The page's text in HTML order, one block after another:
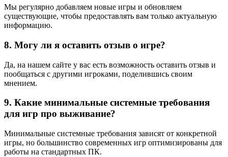
Мы регулярно добавляем новые игры и обновляем
существующие, чтобы предоставлять вам только актуальную
информацию.
8. Могу ли я оставить отзыв о игре?
Да, на нашем сайте у вас есть возможность оставить отзыв и
пообщаться с другими игроками, поделившись своим
мнением.
9. Какие минимальные системные требования
для игр про выживание?
Минимальные системные требования зависят от конкретной
игры, но большинство современных игр оптимизированы для
работы на стандартных ПК.